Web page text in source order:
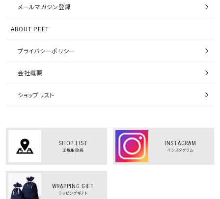
メールマガジン登録
ABOUT PEET
プライバシーポリシー
会社概要
ショップリスト
SHOP LIST
正規取扱店
INSTAGRAM
インスタグラム
WRAPPING GIFT
ラッピングギフト